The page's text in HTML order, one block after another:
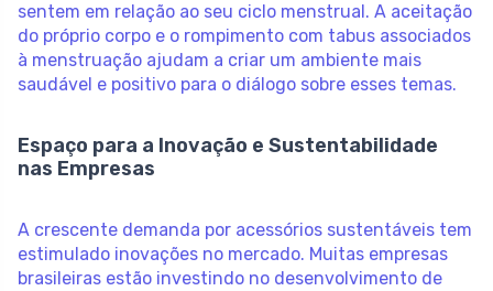
sentem em relação ao seu ciclo menstrual. A aceitação
do próprio corpo e o rompimento com tabus associados
à menstruação ajudam a criar um ambiente mais
saudável e positivo para o diálogo sobre esses temas.
Espaço para a Inovação e Sustentabilidade
nas Empresas
A crescente demanda por acessórios sustentáveis tem
estimulado inovações no mercado. Muitas empresas
brasileiras estão investindo no desenvolvimento de